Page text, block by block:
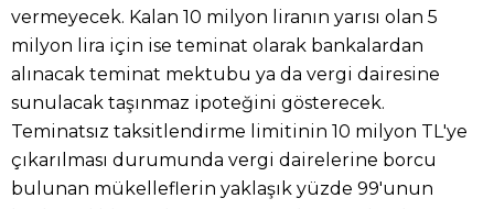
vermeyecek. Kalan 10 milyon liranın yarısı olan 5
milyon lira için ise teminat olarak bankalardan
alınacak teminat mektubu ya da vergi dairesine
sunulacak taşınmaz ipoteğini gösterecek.
Teminatsız taksitlendirme limitinin 10 milyon TL'ye
çıkarılması durumunda vergi dairelerine borcu
bulunan mükelleflerin yaklaşık yüzde 99'unun